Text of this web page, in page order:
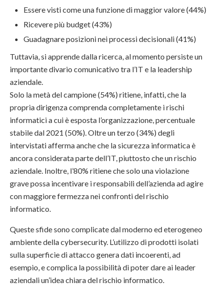
Essere visti come una funzione di maggior valore (44%)
Ricevere più budget (43%)
Guadagnare posizioni nei processi decisionali (41%)
Tuttavia, si apprende dalla ricerca, al momento persiste un
importante divario comunicativo tra l’IT e la leadership
aziendale.
Solo la metà del campione (54%) ritiene, infatti, che la
propria dirigenza comprenda completamente i rischi
informatici a cui è esposta l’organizzazione, percentuale
stabile dal 2021 (50%). Oltre un terzo (34%) degli
intervistati afferma anche che la sicurezza informatica è
ancora considerata parte dell’IT, piuttosto che un rischio
aziendale. Inoltre, l’80% ritiene che solo una violazione
grave possa incentivare i responsabili dell’azienda ad agire
con maggiore fermezza nei confronti del rischio
informatico.
Queste sfide sono complicate dal moderno ed eterogeneo
ambiente della cybersecurity. L’utilizzo di prodotti isolati
sulla superficie di attacco genera dati incoerenti, ad
esempio, e complica la possibilità di poter dare ai leader
aziendali un’idea chiara del rischio informatico.